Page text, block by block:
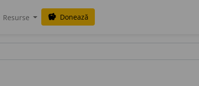
Resurse savings Donează